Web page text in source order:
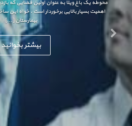
محوطه یک باغ ویلا به عنوان اولین فضایی که
اهمیت بسیار بالایی برخوردار است . خواه این
بیمارستان […]
بیشتر بخوانید